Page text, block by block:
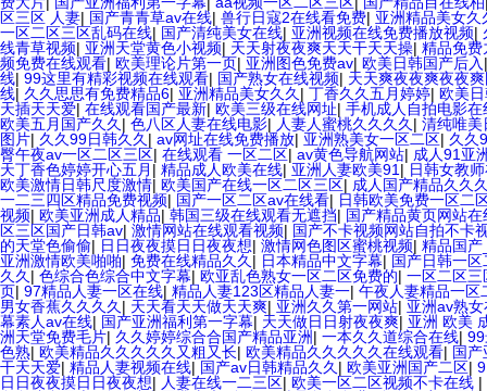
区三区 人妻| 国产青青草av在线| 兽行日寇2在线看免费| 亚洲精品美女久
一区二区三区乱码在线| 国产清纯美女在线| 亚洲视频在线免费播放视频|
线青草视频| 亚洲天堂黄色小视频| 天天射夜夜爽天天干天天操| 精品免费
频免费在线观看| 欧美理论片第一页| 亚洲图色免费av| 欧美日韩国产后入
线| 99这里有精彩视频在线观看| 国产熟女在线视频| 天天爽夜夜爽夜夜
线| 久久思思有免费精品6| 亚洲精品美女久久 | 丁香久久五月婷婷| 欧美
天插天天爱| 在线观看国产最新| 欧美三级在线网址| 手机成人自拍电影在
欧美五月国产久久 | 色八区人妻在线电影| 人妻人蜜桃久久久久 | 清纯唯美
图片| 久久99日韩久久 | av网址在线免费播放| 亚洲熟美女一区二区| 久久
臀午夜av一区二区三区| 在线观看 一区二区| av黄色导航网站| 成人91亚
天丁香色婷婷开心五月 | 精品成人欧美在线| 亚洲人妻欧美91 | 日韩女教
欧美激情日韩尺度激情| 欧美国产在线一区二区三区| 成人国产精品久久
一二三四区精品免费视频| 国产一区二区av在线看| 日韩欧美免费一区二
视频| 欧美亚洲成人精品| 韩国三级在线观看无遮挡| 国产精品黄页网站在
区三区国产日韩av| 激情网站在线观看视频| 国产不卡视频网站自拍不卡
的天堂色偷偷| 日日夜夜摸日日夜夜想| 激情网色图区蜜桃视频| 精品国产
亚洲激情欧美啪啪| 免费在线精品久久 | 日本精品中文字幕| 国产日韩一
久久 | 色综合色综合中文字幕| 欧亚乱色熟女一区二区免费的| 一区二区
页| 97精品人妻一区在线| 精品人妻123区精品人妻一| 午夜人妻精品一区
男女香蕉久久久久 | 天天看天天做天天爽| 亚洲久久第一网站| 亚洲av熟
幕素人av在线| 国产亚洲福利第一字幕| 天天做日日射夜夜爽| 亚洲 欧美
洲天堂免费毛片| 久久婷婷综合合国产精品亚洲| 一本久久道综合在线|
色熟| 欧美精品久久久久久又粗又长| 欧美精品久久久久久在线观看| 国产
干天天爱| 精品人妻视频在线| 国产av日韩精品久久 | 欧美亚洲国产二区|
日日夜夜摸日日夜夜想| 人妻在线一二三区| 欧美一区二区视频不卡在线 |